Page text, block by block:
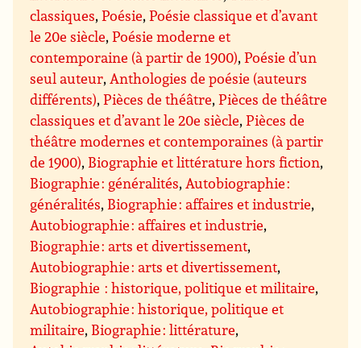
classiques,Poésie,Poésie classique et d’avant
le 20e siècle,Poésie moderne et
contemporaine (à partir de 1900),Poésie d’un
seul auteur,Anthologies de poésie (auteurs
différents),Pièces de théâtre,Pièces de théâtre
classiques et d’avant le 20e siècle,Pièces de
théâtre modernes et contemporaines (à partir
de 1900), Biographie et littérature hors fiction,
Biographie : généralités,Autobiographie :
généralités, Biographie : affaires et industrie,
Autobiographie : affaires et industrie,
Biographie : arts et divertissement,
Autobiographie : arts et divertissement,
Biographie : historique, politique et militaire,
Autobiographie : historique, politique et
militaire, Biographie : littérature,